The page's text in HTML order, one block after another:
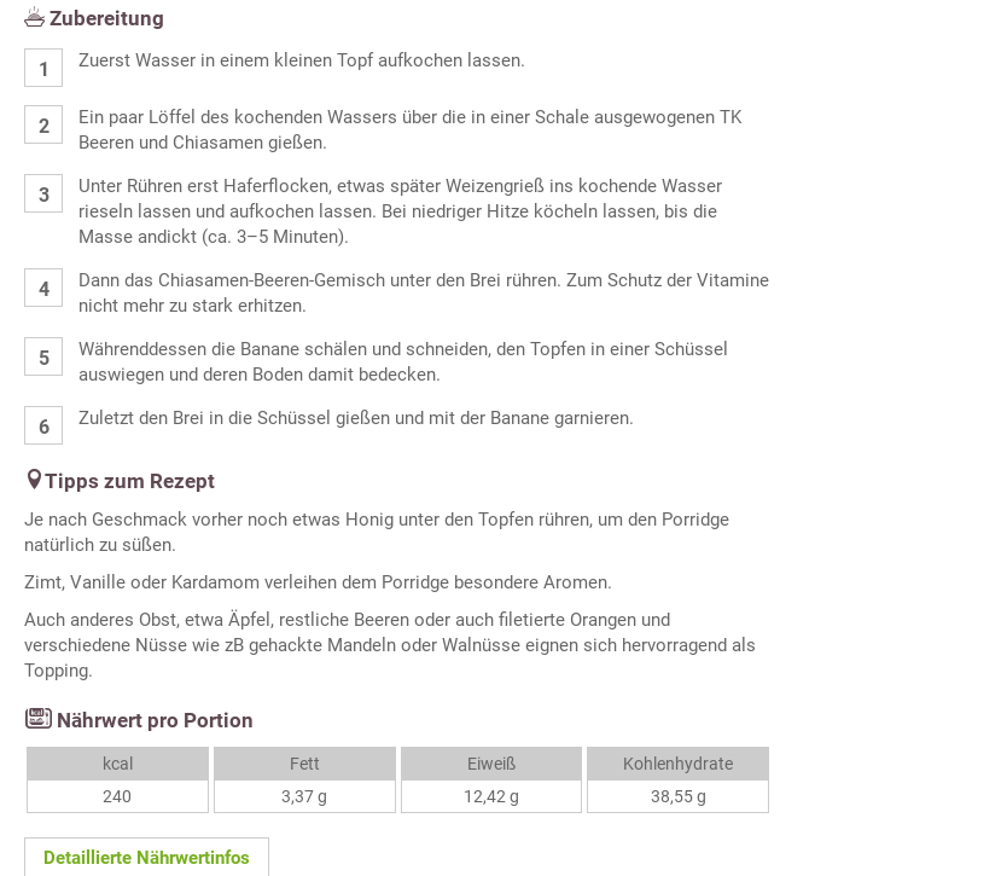
Zubereitung
Zuerst Wasser in einem kleinen Topf aufkochen lassen.
Ein paar Löffel des kochenden Wassers über die in einer Schale ausgewogenen TK
Beeren und Chiasamen gießen.
Unter Rühren erst Haferflocken, etwas später Weizengrieß ins kochende Wasser
rieseln lassen und aufkochen lassen. Bei niedriger Hitze köcheln lassen, bis die
Masse andickt (ca. 3–5 Minuten).
Dann das Chiasamen-Beeren-Gemisch unter den Brei rühren. Zum Schutz der Vitamine
nicht mehr zu stark erhitzen.
Währenddessen die Banane schälen und schneiden, den Topfen in einer Schüssel
auswiegen und deren Boden damit bedecken.
Zuletzt den Brei in die Schüssel gießen und mit der Banane garnieren.
Tipps zum Rezept
Je nach Geschmack vorher noch etwas Honig unter den Topfen rühren, um den Porridge
natürlich zu süßen.
Zimt, Vanille oder Kardamom verleihen dem Porridge besondere Aromen.
Auch anderes Obst, etwa Äpfel, restliche Beeren oder auch filetierte Orangen und
verschiedene Nüsse wie zB gehackte Mandeln oder Walnüsse eignen sich hervorragend als
Topping.
Nährwert pro Portion
kcal
240
Fett
3,37 g
Eiweiß
12,42 g
Kohlenhydrate
38,55 g
Detaillierte Nährwertinfos